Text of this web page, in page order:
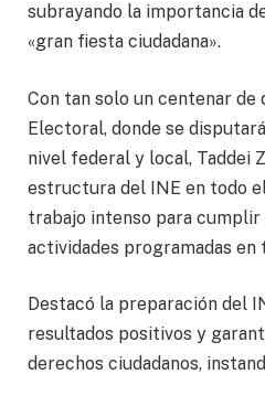
subrayando la importancia
«gran fiesta ciudadana».
Con tan solo un centenar de
Electoral, donde se
nivel federal y local, Taddei
estructura del INE en todo
trabajo intenso para cumplir
actividades programadas
Destacó la preparación del
resultados positivos y
derechos ciudadanos,